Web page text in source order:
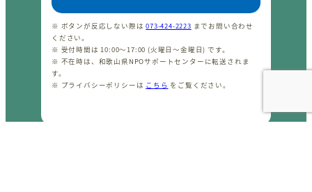
※ ボタンが反応しない際は073-424-2223 までお問い合わせ
ください。
※ 受付時間は 10:00〜17:00 (火曜日〜金曜日) です。
※ 不在時は、和歌山県NPOサポートセンターに転送されま
す。
※ プライバシーポリシーは こちら をご覧ください。